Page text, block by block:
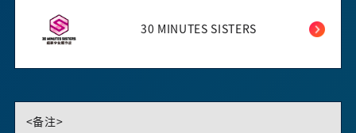
30 MINUTES SISTERS
<备注>